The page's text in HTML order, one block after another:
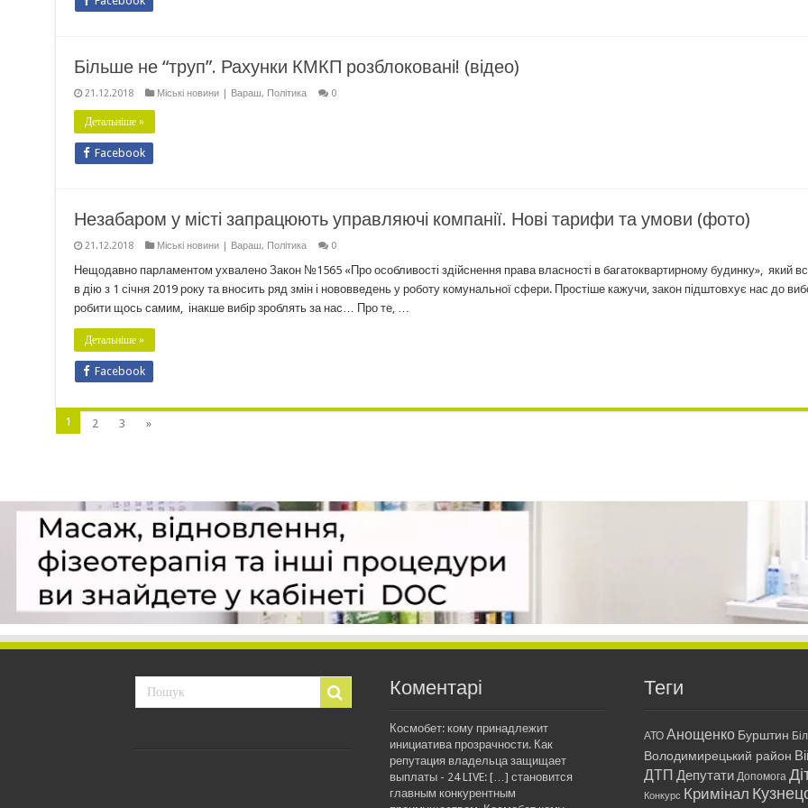
Більше не “труп”. Рахунки КМКП розблоковані! (відео)
21.12.2018 Міські новини | Вараш, Політика 0
Детальніше »
Facebook
Незабаром у місті запрацюють управляючі компанії. Нові тарифи та умови (фото)
21.12.2018 Міські новини | Вараш, Політика 0
Нещодавно парламентом ухвалено Закон №1565 «Про особливості здійснення права власності в багатоквартирному будинку», який
в дію з 1 січня 2019 року та вносить ряд змін і нововведень у роботу комунальної сфери. Простіше кажучи, закон підштовхує нас до
робити щось самим, інакше вибір зроблять за нас… Про те, …
Детальніше »
Facebook
1 2 3 »
Коментарі
Космобет: кому принадлежит
инициатива прозрачности. Как
репутация владельца защищает
выплаты - 24 LIVE: […] становится
главным конкурентным
Теги
АТО Анощенко Бурштин
Володимирецький район
ДТП Депутати Допомога
Конкурс Кримінал